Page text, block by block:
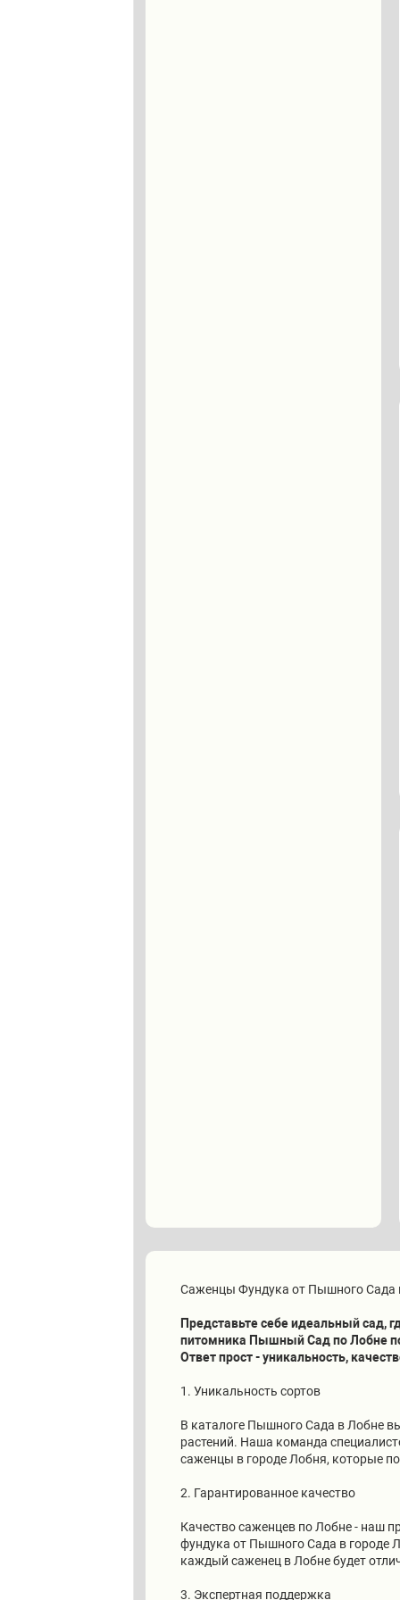
Саженцы Фундука от Пышного Сада
Представьте себе идеальный
питомника Пышный Сад по Лобне
Ответ прост - уникальность,
1. Уникальность сортов
В каталоге Пышного Сада в Лобне
растений. Наша команда
саженцы в городе Лобня, которые
2. Гарантированное качество
Качество саженцев по Лобне - наш
фундука от Пышного Сада в городе
каждый саженец в Лобне будет
3. Экспертная поддержка